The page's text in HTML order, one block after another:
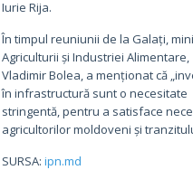
Iurie Rija.
În timpul reuniunii de la Galați,
Agriculturii și Industriei Alimentare,
Vladimir Bolea, a menționat că
în infrastructură sunt o necesitate
stringentă, pentru a satisface
agricultorilor moldoveni și
SURSA: ipn.md